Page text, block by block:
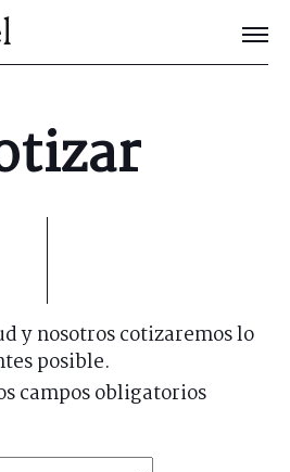
Únicas
Blog
y nosotros cotizaremos lo
posible.
campos obligatorios